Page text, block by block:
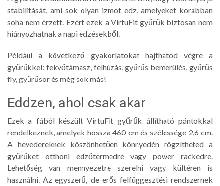
stabilitását, ami sok olyan izmot edz, amelyeket korábban
soha nem érzett. Ezért ezek a VirtuFit gyűrűk biztosan nem
hiányozhatnak a napi edzésekből.
Például a következő gyakorlatokat hajthatod végre a
gyűrűkkel: fekvőtámasz, felhúzás, gyűrűs bemerülés, gyűrűs
fly, gyűrűsor és még sok más!
Eddzen, ahol csak akar
Ezek a fából készült VirtuFit gyűrűk állítható pántokkal
rendelkeznek, amelyek hossza 460 cm és szélessége 2,6 cm.
A hevedereknek köszönhetően könnyedén rögzítheted a
gyűrűket otthoni edzőtermedre vagy power rackedre.
Lehetőség van mennyezetre szerelni vagy kültéren is
használni. Az egyszerű, de erős felfüggesztési rendszernek